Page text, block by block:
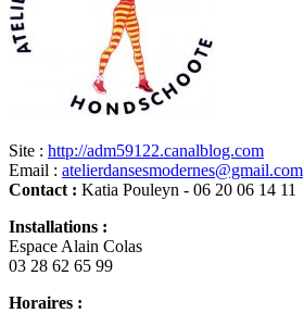
Site : http://adm59122.canalblog.com
Email : atelierdansesmodernes@gmail.com
Contact : Katia Pouleyn - 06 20 06 14 11
Installations :
Espace Alain Colas
03 28 62 65 99
Horaires :